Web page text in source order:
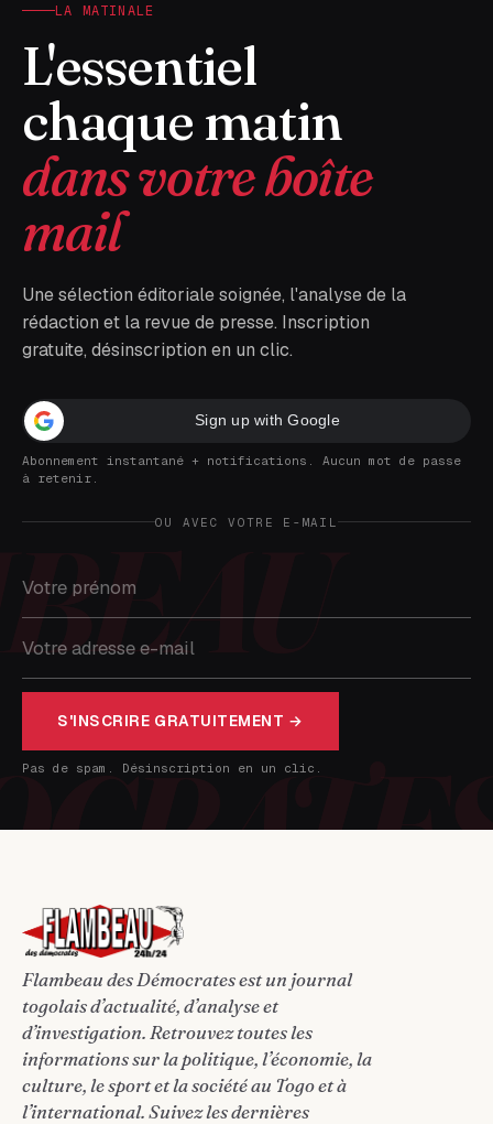
LA MATINALE
L'essentiel
chaque matin
dans votre boîte
mail
Une sélection éditoriale soignée, l'analyse de la
rédaction et la revue de presse. Inscription
gratuite, désinscription en un clic.
Sign up with Google
Abonnement instantané + notifications. Aucun mot de passe
à retenir.
OU AVEC VOTRE E-MAIL
S'INSCRIRE GRATUITEMENT →
Pas de spam. Désinscription en un clic.
Flambeau des Démocrates est un journal
togolais d’actualité, d’analyse et
d’investigation. Retrouvez toutes les
informations sur la politique, l’économie, la
culture, le sport et la société au Togo et à
l’international. Suivez les dernières